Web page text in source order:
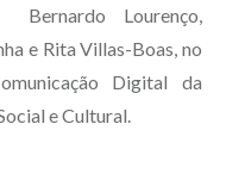
Lourenço,
e Rita Villas-Boas, no
Digital da
e Cultural.